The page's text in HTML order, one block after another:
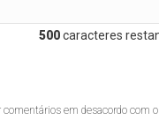
500caracteres
em desacordo com o